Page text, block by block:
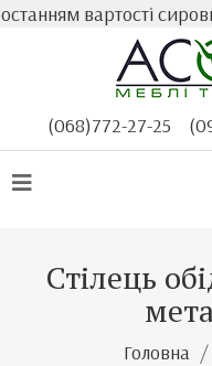
вартості
(068)772-27-25
Стілець
Головна